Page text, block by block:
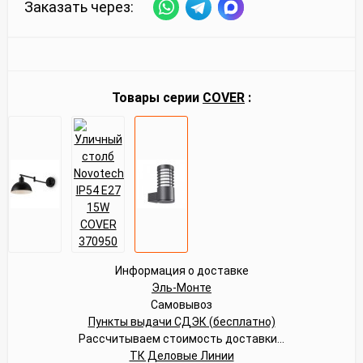
Заказать через:
Товары серии COVER :
Информация о доставке
Эль-Монте
Самовывоз
Пункты выдачи СДЭК (бесплатно)
Рассчитываем стоимость доставки...
ТК Деловые Линии